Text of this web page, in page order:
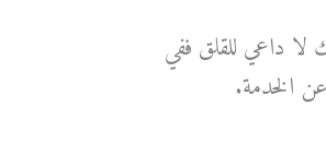
لا داعي للقلق ففي
الخدمة.